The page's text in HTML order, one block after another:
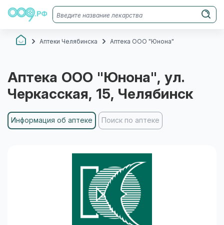
Аптеки Челябинска Аптека ООО "Юнона"
Аптека ООО "Юнона", ул.
Черкасская, 15, Челябинск
Информация об аптеке Поиск по аптеке